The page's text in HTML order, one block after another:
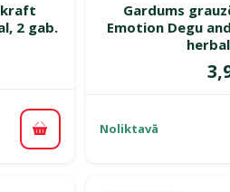
2 gab.
Pievienot grozam
Gardums
Emotion Degu
Noliktavā